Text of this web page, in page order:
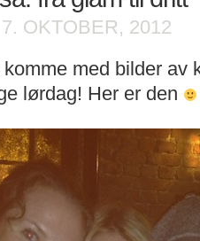
OKTOBER, 2012
med bilder av
lørdag! Her er den